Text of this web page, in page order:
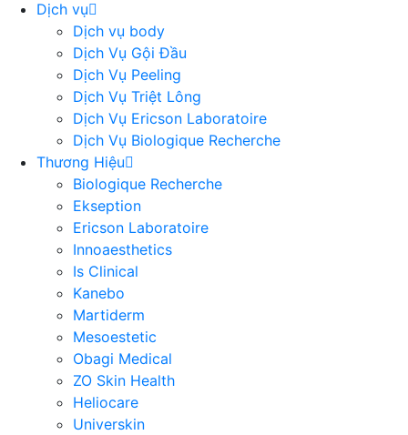
Dịch vụ
Dịch vụ body
Dịch Vụ Gội Đầu
Dịch Vụ Peeling
Dịch Vụ Triệt Lông
Dịch Vụ Ericson Laboratoire
Dịch Vụ Biologique Recherche
Thương Hiệu
Biologique Recherche
Ekseption
Ericson Laboratoire
Innoaesthetics
Is Clinical
Kanebo
Martiderm
Mesoestetic
Obagi Medical
ZO Skin Health
Heliocare
Universkin